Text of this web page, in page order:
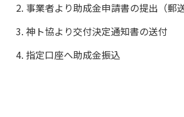
事業者より助成金申請書の提出（郵送
神ト協より交付決定通知書の送付
指定口座へ助成金振込